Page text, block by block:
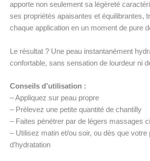
apporte non seulement sa légèreté
ses propriétés apaisantes et équilibrantes,
chaque application en un moment de pure
Le résultat ? Une peau instantanément
confortable, sans sensation de lourdeur ni
Conseils d’utilisation :
– Appliquez sur peau propre
– Prélevez une petite quantité de chantilly
– Faites pénétrer par de légers massages
– Utilisez matin et/ou soir, ou dès que votre
d’hydratation